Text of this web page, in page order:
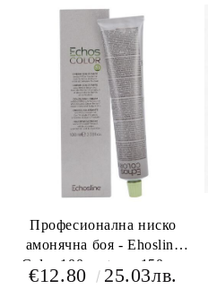
Професионална ниско
амонячна боя - Ehosline
Color 100 мл+oxy 150 мл
€12.80 25.03лв.